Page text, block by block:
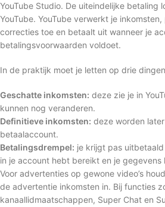
YouTube Studio. De uiteindelijke betaling
YouTube. YouTube verwerkt je
correcties toe en betaalt uit wanneer je
betalingsvoorwaarden voldoet.
In de praktijk moet je letten op drie
Geschatte inkomsten: deze zie je in
kunnen nog veranderen.
Definitieve inkomsten: deze worden
betaalaccount.
Betalingsdrempel: je krijgt pas
in je account hebt bereikt en je gegevens
Voor advertenties op gewone video’s
de advertentie inkomsten in. Bij functies
kanaallidmaatschappen, Super Chat en